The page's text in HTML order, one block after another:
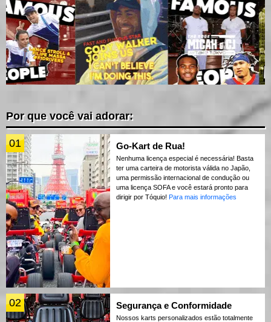
Por que você vai adorar:
01 Go-Kart de Rua!
Nenhuma licença especial é necessária! Basta
ter uma carteira de motorista válida no Japão,
uma permissão internacional de condução ou
uma licença SOFA e você estará pronto para
dirigir por Tóquio! Para mais informações
02 Segurança e Conformidade
Nossos karts personalizados estão totalmente